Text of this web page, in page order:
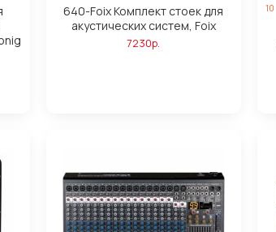
640-Foix Комплект стоек для
акустических систем, Foix
7230р.
10